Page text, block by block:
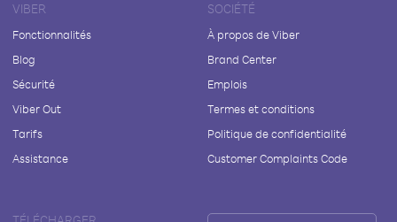
VIBER
Fonctionnalités
Blog
Sécurité
Viber Out
Tarifs
Assistance
SOCIÉTÉ
À propos de Viber
Brand Center
Emplois
Termes et conditions
Politique de confidentialité
Customer Complaints Code